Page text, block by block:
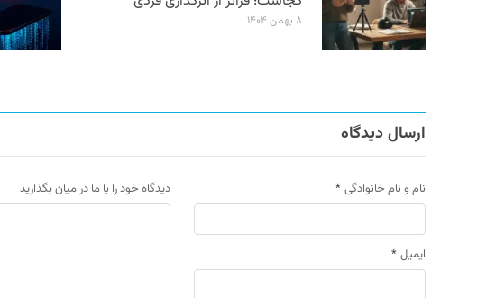
۸ بهمن ۱۴۰۴
ارسال دیدگاه
نام و نام خانوادگی *
ایمیل *
دیدگاه خود را با ما در میان بگذارید